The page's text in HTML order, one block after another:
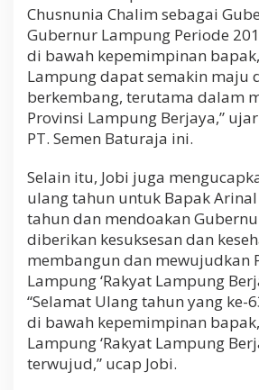
j
a
y
a
"
Chusnunia Chalim sebagai
Gubernur Lampung Periode
di bawah kepemimpinan
Lampung dapat semakin maju
berkembang, terutama dalam
Provinsi Lampung Berjaya,”
PT. Semen Baturaja ini.
Selain itu, Jobi juga
ulang tahun untuk Bapak Arinal
tahun dan mendoakan
diberikan kesuksesan dan
membangun dan mewujudkan
Lampung ‘Rakyat Lampung
“Selamat Ulang tahun yang ke-
di bawah kepemimpinan
Lampung ‘Rakyat Lampung
terwujud,” ucap Jobi.